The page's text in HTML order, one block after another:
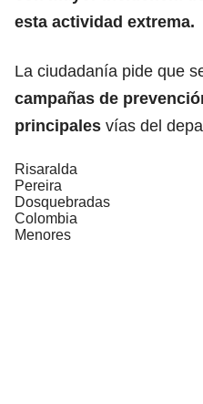
esta actividad extrema.
La ciudadanía pide que
campañas de
principales vías del
Risaralda
Pereira
Dosquebradas
Colombia
Menores